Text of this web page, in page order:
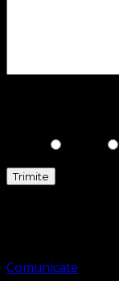
Comunicate